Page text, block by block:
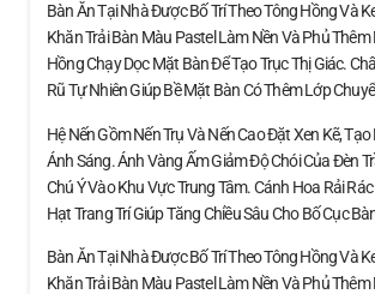
Bàn Ăn Tại Nhà Được Bố Trí Theo Tông Hồng Và
Khăn Trải Bàn Màu Pastel Làm Nền Và Phủ
Hồng Chạy Dọc Mặt Bàn Để Tạo Trục Thị Giác.
Rũ Tự Nhiên Giúp Bề Mặt Bàn Có Thêm Lớp
Hệ Nến Gồm Nến Trụ Và Nến Cao Đặt Xen Kẽ,
Ánh Sáng. Ánh Vàng Ấm Giảm Độ Chói Của Đèn
Chú Ý Vào Khu Vực Trung Tâm. Cánh Hoa Rải
Hạt Trang Trí Giúp Tăng Chiều Sâu Cho Bố Cục
Bàn Ăn Tại Nhà Được Bố Trí Theo Tông Hồng Và
Khăn Trải Bàn Màu Pastel Làm Nền Và Phủ